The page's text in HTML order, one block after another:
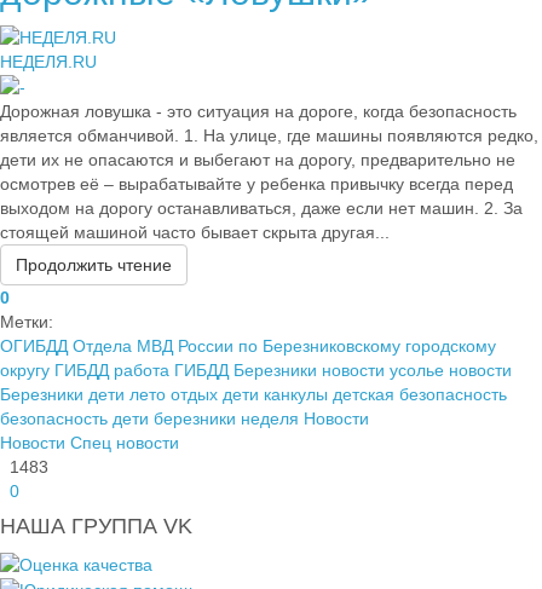
НЕДЕЛЯ.RU
Дорожная ловушка - это ситуация на дороге, когда безопасность
является обманчивой. 1. На улице, где машины появляются редко,
дети их не опасаются и выбегают на дорогу, предварительно не
осмотрев её – вырабатывайте у ребенка привычку всегда перед
выходом на дорогу останавливаться, даже если нет машин. 2. За
стоящей машиной часто бывает скрыта другая...
Продолжить чтение
0
Метки:
ОГИБДД Отдела МВД России по Березниковскому городскому
округу ГИБДД работа ГИБДД Березники новости усолье новости
Березники дети лето отдых дети канкулы детская безопасность
безопасность дети березники неделя Новости
Новости Спец новости
1483
0
НАША ГРУППА VK